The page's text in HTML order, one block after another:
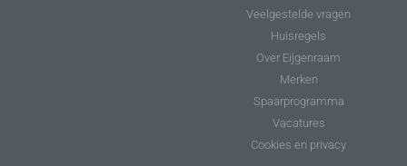
Veelgestelde vragen
Huisregels
Over Eijgenraam
Merken
Spaarprogramma
Vacatures
Cookies en privacy